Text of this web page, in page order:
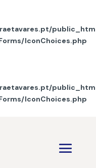
IconChoices.php
IconChoices.php